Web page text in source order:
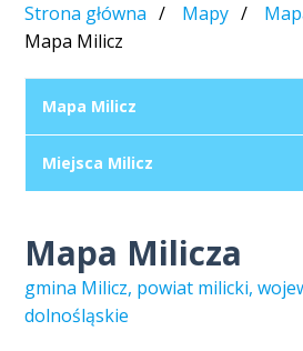
Strona główna Mapy
Mapa Milicz
Mapa Milicz
Miejsca Milicz
Mapa Milicza
gmina Milicz, powiat milicki,
dolnośląskie